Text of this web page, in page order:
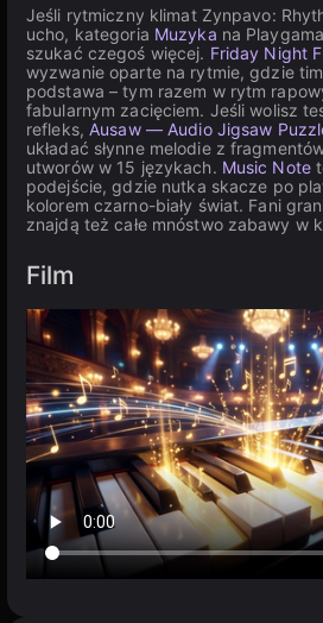
Jeśli rytmiczny klimat Zynpavo:
ucho, kategoria Muzyka na
szukać czegoś więcej. Friday Night
wyzwanie oparte na rytmie, gdzie
podstawa – tym razem w rytm
fabularnym zacięciem. Jeśli wolisz
refleks,Ausaw — Audio Jigsaw
układać słynne melodie z
utworów w 15 językach. Music Note
podejście, gdzie nutka skacze po
kolorem czarno-biały świat. Fani
znajdą też całe mnóstwo zabawy w
Film